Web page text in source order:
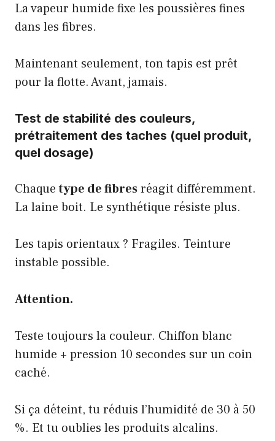
La vapeur humide fixe les poussières fines
dans les fibres.
Maintenant seulement, ton tapis est prêt
pour la flotte. Avant, jamais.
Test de stabilité des couleurs,
prétraitement des taches (quel produit,
quel dosage)
Chaquetype de fibresréagit différemment.
La laine boit. Le synthétique résiste plus.
Les tapis orientaux ? Fragiles. Teinture
instable possible.
Attention.
Teste toujours la couleur. Chiffon blanc
humide + pression 10 secondes sur un coin
caché.
Si ça déteint, tu réduis l’humidité de 30 à 50
%. Et tu oublies les produits alcalins.